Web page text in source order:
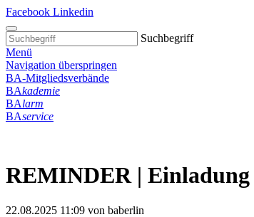
Facebook Linkedin
Suchbegriff
Menü
Navigation überspringen
BA-Mitgliedsverbände
BAkademie
BAlarm
BAservice
REMINDER | Einladung
22.08.2025 11:09 von baberlin